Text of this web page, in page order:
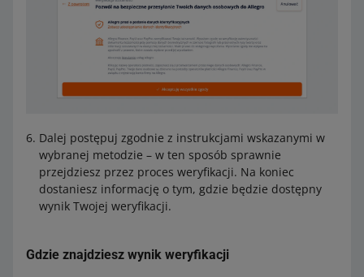
Dalej postępuj zgodnie z instrukcjami wskazanymi w
wybranej metodzie – w ten sposób sprawnie
przejdziesz przez proces weryfikacji. Na koniec
dostaniesz informację o tym, gdzie będzie dostępny
wynik Twojej weryfikacji.
Gdzie znajdziesz wynik weryfikacji